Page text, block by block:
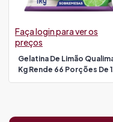
Gelatina De Limão
Kg Rende 66 Porções De
Faça login para ver os
preços